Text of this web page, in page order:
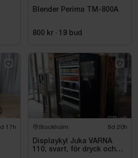
Blender Perima TM-800A
800 kr · 19 bud
17h Stockholm 8d 20h
Displaykyl Juka VARNA
110, svart, för dryck och